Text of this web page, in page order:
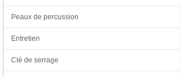
Peaux de percussion
Entretien
Clé de serrage